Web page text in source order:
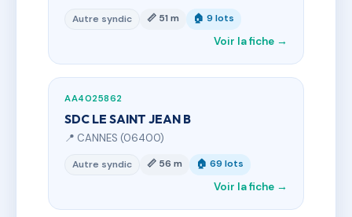
Autre syndic 📏 51 m 🏠 9 lots
Voir la fiche →
AA4025862
SDC LE SAINT JEAN B
📍 CANNES (06400)
Autre syndic 📏 56 m 🏠 69 lots
Voir la fiche →